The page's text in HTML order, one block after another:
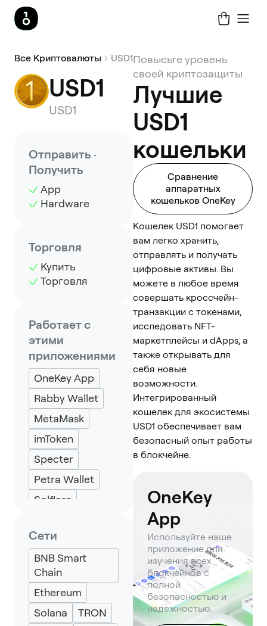
Все Криптовалюты USD1
USD1
USD1
Отправить ·
Получить
App
Hardware
Торговля
Купить
Торговля
Работает с
этими
приложениями
OneKey App
Rabby Wallet
MetaMask
imToken
Specter
Petra Wallet
Solflare
Keplr
UniSat
Сети
BNB Smart
Chain
Ethereum
Solana
TRON
Повысьте уровень
своей криптозащиты
Лучшие
USD1
кошельки
Сравнение
аппаратных
кошельков OneKey
Кошелек USD1 помогает
вам легко хранить,
отправлять и получать
цифровые активы. Вы
можете в любое время
совершать кроссчейн-
транзакции с токенами,
исследовать NFT-
маркетплейсы и dApps, а
также открывать для
себя новые
возможности.
Интегрированный
кошелек для экосистемы
USD1 обеспечивает вам
безопасный опыт работы
в блокчейне.
OneKey
App
Используйте наше
приложение для
изучения всех
блокчейнов с
полной
безопасностью и
надежностью.